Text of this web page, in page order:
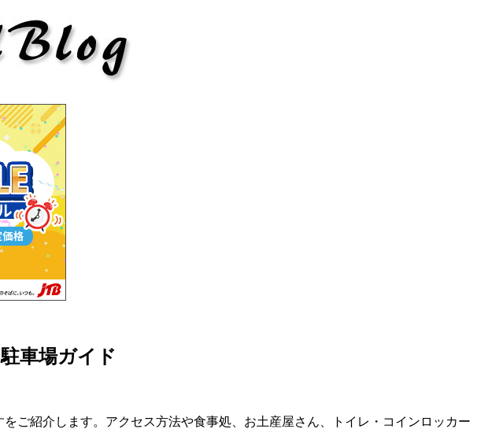
車場ガイド
ご紹介します。アクセス方法や食事処、お土産屋さん、トイレ・コインロッカー